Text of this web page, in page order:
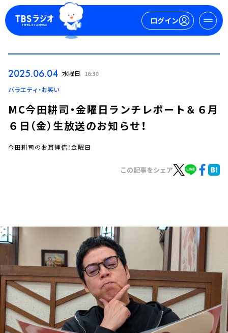
ログイン
ログイン
イベント・グッズ
YouTube
会社情報
2025.06.04 水曜日 16:30
バラエティ・お笑い
MC今田耕司・金曜日ランチレポート＆６月
６日（金）生放送のお知らせ！
今田耕司のお耳拝借！金曜日
この記事をシェア